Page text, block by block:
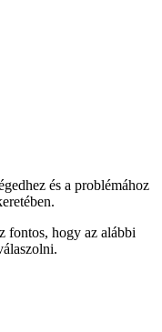
és a problémához
fontos, hogy az alábbi